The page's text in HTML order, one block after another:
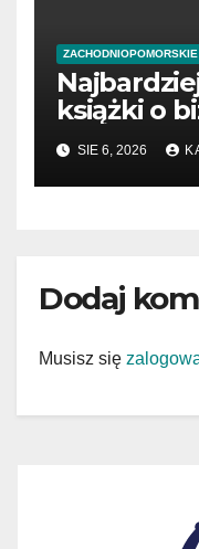
ZACHODNIOPOMORSKIE
książki o
SIE 6, 2026
Dodaj
Musisz się